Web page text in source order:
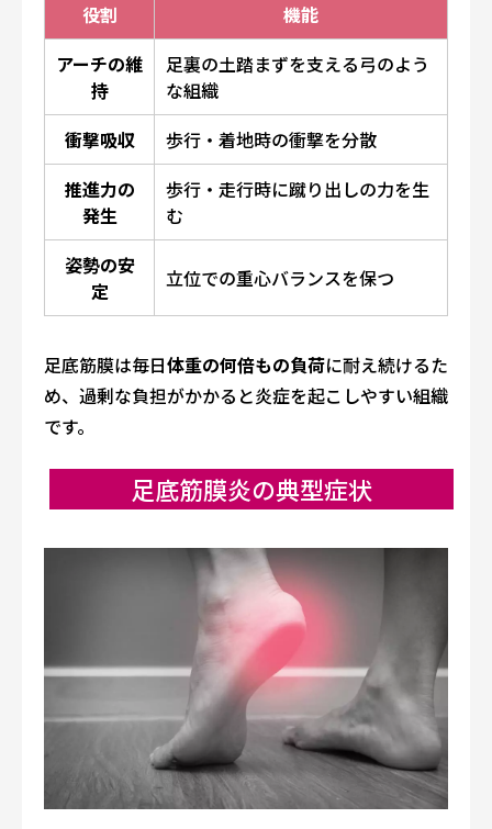
役割
機能
アーチの維
持
足裏の土踏まずを支える弓のよう
な組織
衝撃吸収
歩行・着地時の衝撃を分散
推進力の
発生
歩行・走行時に蹴り出しの力を生
む
姿勢の安
定
立位での重心バランスを保つ
足底筋膜は毎日体重の何倍もの負荷に耐え続けるた
め、過剰な負担がかかると炎症を起こしやすい組織
です。
足底筋膜炎の典型症状